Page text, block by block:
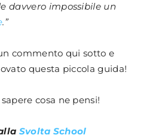
davvero impossibile un
.”
commento qui sotto e
questa piccola guida!
cosa ne pensi!
Svolta School